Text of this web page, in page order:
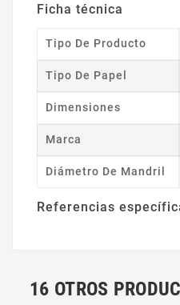
Ficha técnica
Tipo De Producto
Tipo De Papel
Dimensiones
Marca
Diámetro De Mandril
Referencias
16 OTROS